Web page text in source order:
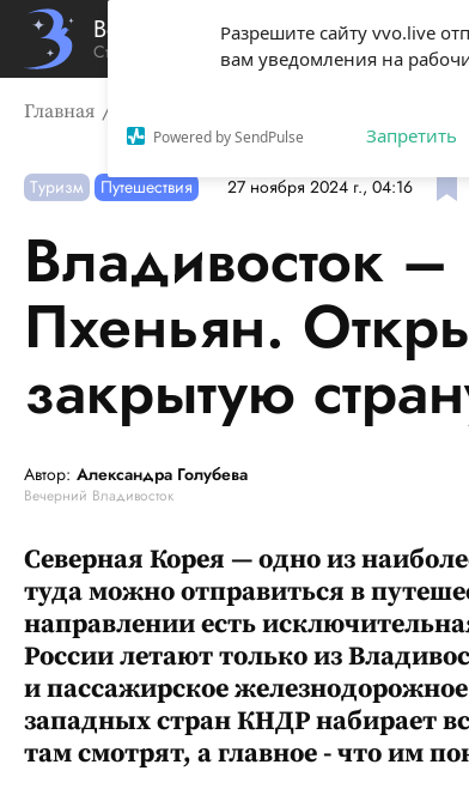
Разрешите сайту vvo.live
вам уведомления на
Powered by SendPulse Запретить
Вечерний Владивосток
Стиль жизни твоего города
Главная Владивосток – ворота
Туризм Путешествия 27 ноября 2024 г., 04:16
Владивосток –
Пхеньян.
закрытую
Автор: Александра Голубева
Вечерний Владивосток
Северная Корея — одно из
туда можно отправиться в
направлении есть
России летают только из
и пассажирское
западных стран КНДР набирает
там смотрят, а главное - что им